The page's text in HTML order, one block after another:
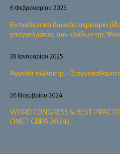
Εκπαιδευτικό δωρεάν σεμινάριο
επαγγελματίες των κλάδων της
6 Φεβρουαρίου 2025
Αγγελία πώλησης –
30 Ιανουαρίου 2025
WORD CONGRESS & BEST
CINET GBPA 2024)
26 Νοεμβρίου 2024